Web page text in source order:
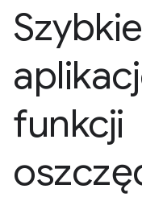
funkcji